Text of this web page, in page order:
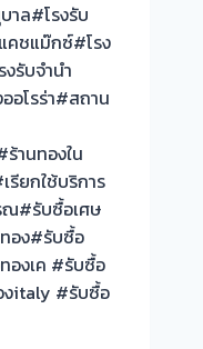
าล#โรงรับ
คชแม๊กซ์#โรง
รับจำนำ
อโรร่า#สถาน
านทองใน
รียกใช้บริการ
#รับซื้อเศษ
อง#รับซื้อ
องเค #รับซื้อ
งitaly #รับซื้อ